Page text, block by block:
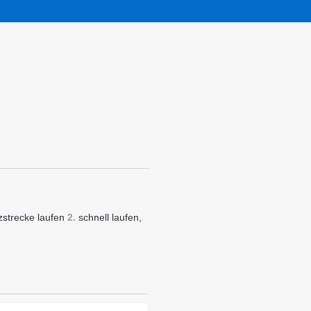
laufen 2. schnell laufen,